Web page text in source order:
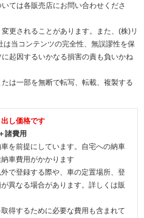
ては各販売店にお問い合わせくださ
更されることがあります。また、(株)リ
当コンテンツの完全性、無誤謬性を保
起因するいかなる損害の責も負いかね
は一部を無断で転写、転載、複製する
し価格です
諸費用
を前提にしています。自宅への納車
車費用がかかります
で登録する際や、車の定置場所、登
異なる場合があります。詳しくは販
得するために必要な費用も含まれて